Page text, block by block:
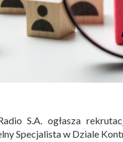
S.A. ogłasza
Specjalista w Dziale